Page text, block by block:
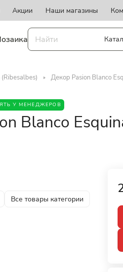
Акции Наши магазины
Декор Pasion Blanco
У МЕНЕДЖЕРОВ
Blanco
Все товары категории